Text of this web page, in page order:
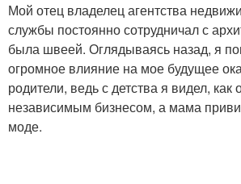
Мой отец владелец агентства
службы постоянно сотрудничал с
была швеей. Оглядываясь назад, я
огромное влияние на мое будущее
родители, ведь с детства я видел, как
независимым бизнесом, а мама
моде.